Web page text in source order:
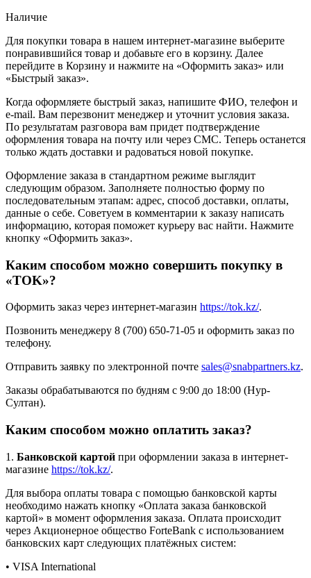
Наличие
Для покупки товара в нашем интернет-магазине выберите
понравившийся товар и добавьте его в корзину. Далее
перейдите в Корзину и нажмите на «Оформить заказ» или
«Быстрый заказ».
Когда оформляете быстрый заказ, напишите ФИО, телефон и
e-mail. Вам перезвонит менеджер и уточнит условия заказа.
По результатам разговора вам придет подтверждение
оформления товара на почту или через СМС. Теперь останется
только ждать доставки и радоваться новой покупке.
Оформление заказа в стандартном режиме выглядит
следующим образом. Заполняете полностью форму по
последовательным этапам: адрес, способ доставки, оплаты,
данные о себе. Советуем в комментарии к заказу написать
информацию, которая поможет курьеру вас найти. Нажмите
кнопку «Оформить заказ».
Каким способом можно совершить покупку в
«TOK»?
Оформить заказ через интернет-магазин https://tok.kz/.
Позвонить менеджеру 8 (700) 650-71-05 и оформить заказ по
телефону.
Отправить заявку по электронной почте sales@snabpartners.kz.
Заказы обрабатываются по будням с 9:00 до 18:00 (Нур-
Султан).
Каким способом можно оплатить заказ?
1. Банковской картой при оформлении заказа в интернет-
магазине https://tok.kz/.
Для выбора оплаты товара с помощью банковской карты
необходимо нажать кнопку «Оплата заказа банковской
картой» в момент оформления заказа. Оплата происходит
через Акционерное общество ForteBank с использованием
банковских карт следующих платёжных систем:
• VISA International